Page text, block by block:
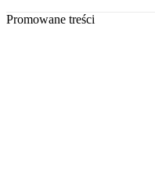
Promowane treści